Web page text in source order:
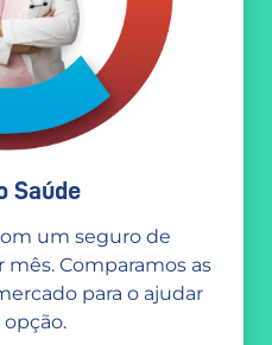
Saúde
um seguro de
mês. Comparamos as
para o ajudar